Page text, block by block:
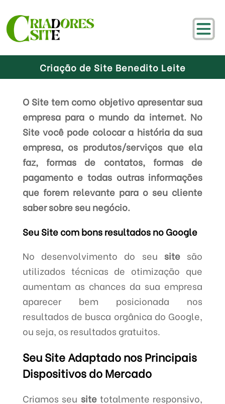
Criação de Site Benedito Leite
O Site tem como objetivo apresentar sua
empresa para o mundo da internet. No
Site você pode colocar a história da sua
empresa, os produtos/serviços que ela
faz, formas de contatos, formas de
pagamento e todas outras informações
que forem relevante para o seu cliente
saber sobre seu negócio.
Seu Site com bons resultados no Google
No desenvolvimento do seu sitesão
utilizados técnicas de otimização que
aumentam as chances da sua empresa
aparecer bem posicionada nos
resultados de busca orgânica do Google,
ou seja, os resultados gratuitos.
Seu Site Adaptado nos Principais
Dispositivos do Mercado
Criamos seu sitetotalmente responsivo,